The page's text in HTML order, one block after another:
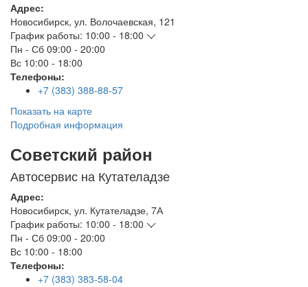
Адрес:
Новосибирск, ул. Волочаевская, 121
График работы: 10:00 - 18:00
Пн - Сб 09:00 - 20:00
Вс 10:00 - 18:00
Телефоны:
+7 (383) 388-88-57
Показать на карте
Подробная информация
Советский район
Автосервис на Кутателадзе
Адрес:
Новосибирск, ул. Кутателадзе, 7А
График работы: 10:00 - 18:00
Пн - Сб 09:00 - 20:00
Вс 10:00 - 18:00
Телефоны:
+7 (383) 383-58-04